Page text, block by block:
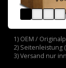
1) OEM /
2) Seitenleistung
3) Versand nur